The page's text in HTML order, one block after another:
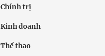
Chính trị
Kinh doanh
Thể thao